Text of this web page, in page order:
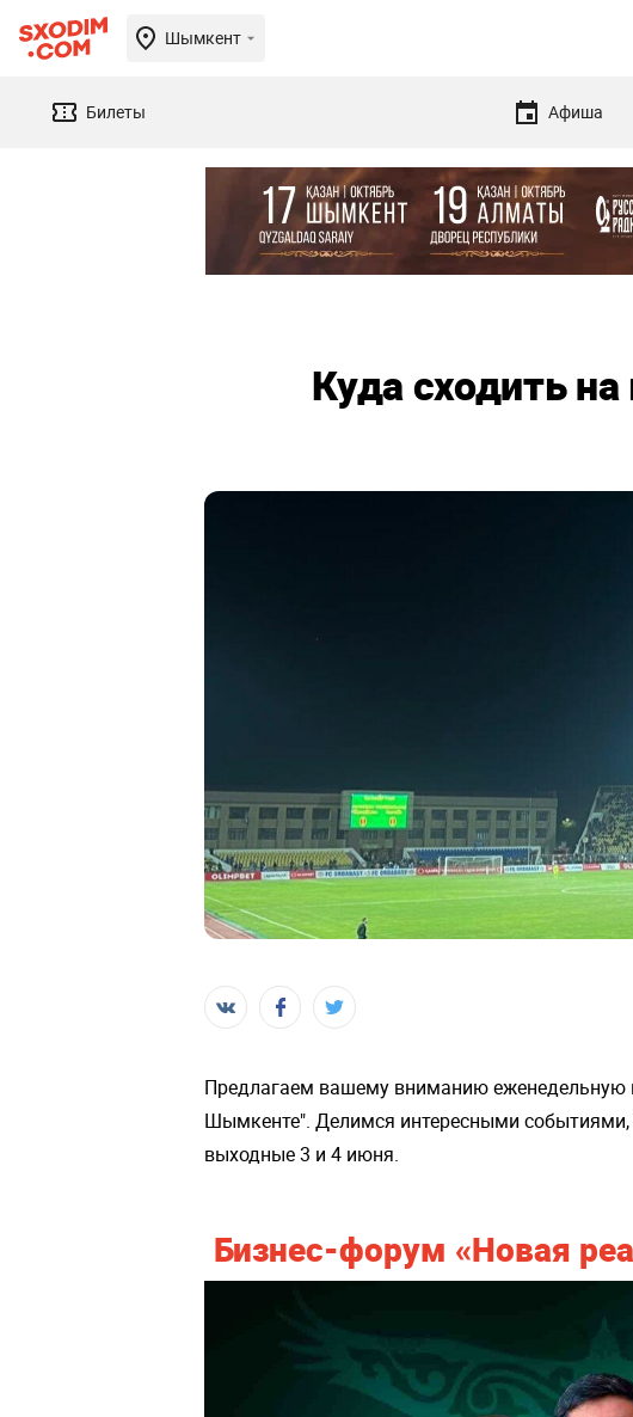
Шымкент
Билеты Афиша
Куда сходить
Предлагаем вашему вниманию еженедельную
Шымкенте". Делимся интересными
выходные 3 и 4 июня.
Бизнес-форум «Новая